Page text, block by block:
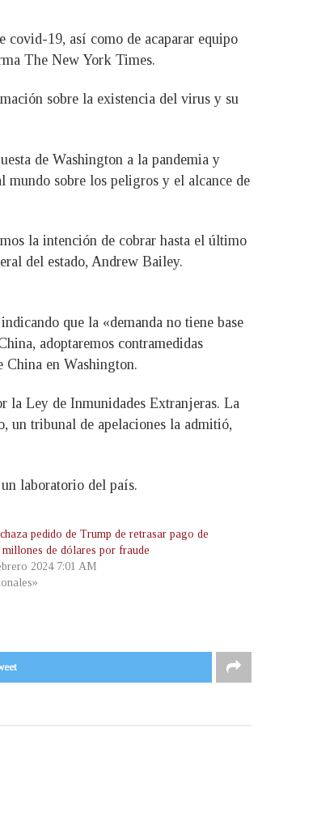
covid-19, así como de acaparar equipo
The New York Times.
sobre la existencia del virus y su
de Washington a la pandemia y
mundo sobre los peligros y el alcance de
la intención de cobrar hasta el último
del estado, Andrew Bailey.
que la «demanda no tiene base
adoptaremos contramedidas
China en Washington.
la Ley de Inmunidades Extranjeras. La
un tribunal de apelaciones la admitió,
laboratorio del país.
pedido de Trump de retrasar pago de
millones de dólares por fraude
2024 7:01 AM